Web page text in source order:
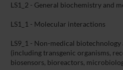
LS1_2 - General biochemistry and
LS1_1 - Molecular interactions
LS9_1 - Non-medical
(including transgenic organisms,
biosensors, bioreactors,